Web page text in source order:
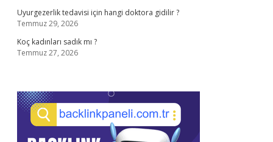
Uyurgezerlik tedavisi için hangi doktora gidilir ?
Temmuz 29, 2026
Koç kadınları sadık mı ?
Temmuz 27, 2026